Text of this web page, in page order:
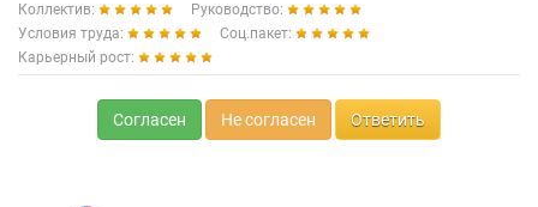
Коллектив:
Руководство:
Условия труда:
Соц.пакет:
Карьерный рост:
Согласен Не согласен Ответить